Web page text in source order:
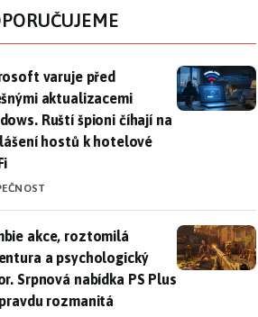
varuje před falešnými
varuje před
aktualizacemi
Ruští špioni číhají na
hostů k hotelové
akce, roztomilá adventura a
akce, roztomilá
a psychologický
Srpnová nabídka PS Plus
rozmanitá